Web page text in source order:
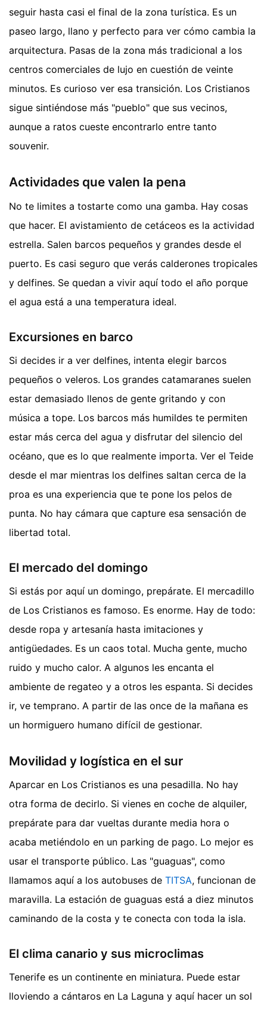
seguir hasta casi el final de la zona turística. Es un
paseo largo, llano y perfecto para ver cómo cambia la
arquitectura. Pasas de la zona más tradicional a los
centros comerciales de lujo en cuestión de veinte
minutos. Es curioso ver esa transición. Los Cristianos
sigue sintiéndose más "pueblo" que sus vecinos,
aunque a ratos cueste encontrarlo entre tanto
souvenir.
Actividades que valen la pena
No te limites a tostarte como una gamba. Hay cosas
que hacer. El avistamiento de cetáceos es la actividad
estrella. Salen barcos pequeños y grandes desde el
puerto. Es casi seguro que verás calderones tropicales
y delfines. Se quedan a vivir aquí todo el año porque
el agua está a una temperatura ideal.
Excursiones en barco
Si decides ir a ver delfines, intenta elegir barcos
pequeños o veleros. Los grandes catamaranes suelen
estar demasiado llenos de gente gritando y con
música a tope. Los barcos más humildes te permiten
estar más cerca del agua y disfrutar del silencio del
océano, que es lo que realmente importa. Ver el Teide
desde el mar mientras los delfines saltan cerca de la
proa es una experiencia que te pone los pelos de
punta. No hay cámara que capture esa sensación de
libertad total.
El mercado del domingo
Si estás por aquí un domingo, prepárate. El mercadillo
de Los Cristianos es famoso. Es enorme. Hay de todo:
desde ropa y artesanía hasta imitaciones y
antigüedades. Es un caos total. Mucha gente, mucho
ruido y mucho calor. A algunos les encanta el
ambiente de regateo y a otros les espanta. Si decides
ir, ve temprano. A partir de las once de la mañana es
un hormiguero humano difícil de gestionar.
Movilidad y logística en el sur
Aparcar en Los Cristianos es una pesadilla. No hay
otra forma de decirlo. Si vienes en coche de alquiler,
prepárate para dar vueltas durante media hora o
acaba metiéndolo en un parking de pago. Lo mejor es
usar el transporte público. Las "guaguas", como
llamamos aquí a los autobuses de TITSA, funcionan de
maravilla. La estación de guaguas está a diez minutos
caminando de la costa y te conecta con toda la isla.
El clima canario y sus microclimas
Tenerife es un continente en miniatura. Puede estar
lloviendo a cántaros en La Laguna y aquí hacer un sol